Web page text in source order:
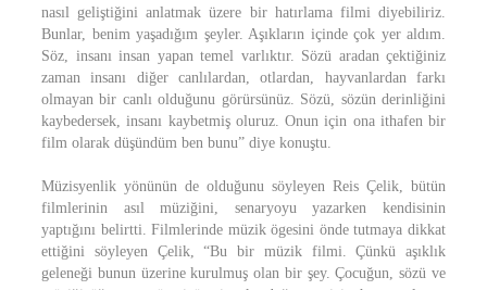
nasıl geliştiğini anlatmak üzere bir hatırlama filmi diyebiliriz.
Bunlar, benim yaşadığım şeyler. Aşıkların içinde çok yer aldım.
Söz, insanı insan yapan temel varlıktır. Sözü aradan çektiğiniz
zaman insanı diğer canlılardan, otlardan, hayvanlardan farkı
olmayan bir canlı olduğunu görürsünüz. Sözü, sözün derinliğini
kaybedersek, insanı kaybetmiş oluruz. Onun için ona ithafen bir
film olarak düşündüm ben bunu” diye konuştu.
Müzisyenlik yönünün de olduğunu söyleyen Reis Çelik, bütün
filmlerinin asıl müziğini, senaryoyu yazarken kendisinin
yaptığını belirtti. Filmlerinde müzik ögesini önde tutmaya dikkat
ettiğini söyleyen Çelik, “Bu bir müzik filmi. Çünkü aşıklık
geleneği bunun üzerine kurulmuş olan bir şey. Çocuğun, sözü ve